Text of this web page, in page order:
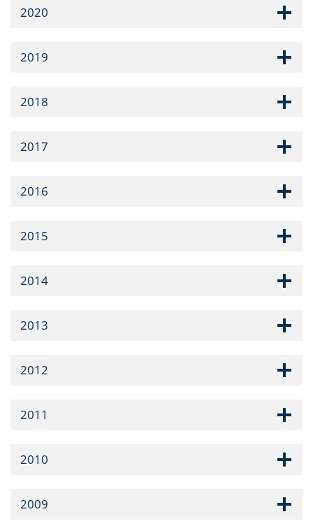
2020
2019
2018
2017
2016
2015
2014
2013
2012
2011
2010
2009